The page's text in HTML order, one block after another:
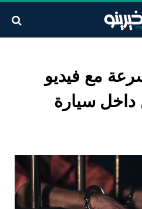
مع فيديو
سيارة